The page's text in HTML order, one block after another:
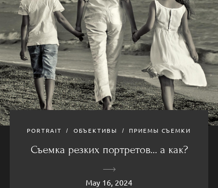
PORTRAIT ОБЪЕКТИВЫ ПРИЕМЫ СЪЕМКИ
Съемка резких портретов… а как?
May 16, 2024